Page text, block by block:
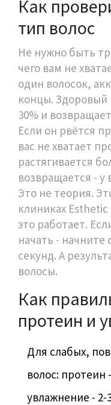
Как
тип волос
Не нужно быть
чего вам не
один волосок,
концы. Здоровый
30% и
Если он рвётся
вас не хватает
растягивается
возвращается - у
Это не теория.
клиниках
это работает.
начать - начните
секунд. А
волосы.
Как
протеин и
Для слабых,
волос: протеин
увлажнение - 2-